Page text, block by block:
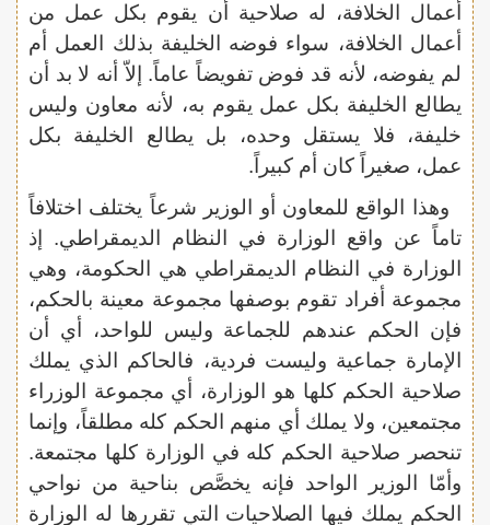
أعمال الخلافة، له صلاحية أن يقوم بكل عمل من
أعمال الخلافة، سواء فوضه الخليفة بذلك العمل أم
لم يفوضه، لأنه قد فوض تفويضاً عاماً. إلاّ أنه لا بد أن
يطالع الخليفة بكل عمل يقوم به، لأنه معاون وليس
خليفة، فلا يستقل وحده، بل يطالع الخليفة بكل
عمل، صغيراً كان أم كبيراً.
وهذا الواقع للمعاون أو الوزير شرعاً يختلف اختلافاً
تاماً عن واقع الوزارة في النظام الديمقراطي. إذ
الوزارة في النظام الديمقراطي هي الحكومة، وهي
مجموعة أفراد تقوم بوصفها مجموعة معينة بالحكم،
فإن الحكم عندهم للجماعة وليس للواحد، أي أن
الإمارة جماعية وليست فردية، فالحاكم الذي يملك
صلاحية الحكم كلها هو الوزارة، أي مجموعة الوزراء
مجتمعين، ولا يملك أي منهم الحكم كله مطلقاً، وإنما
تنحصر صلاحية الحكم كله في الوزارة كلها مجتمعة.
وأمّا الوزير الواحد فإنه يخصَّص بناحية من نواحي
الحكم يملك فيها الصلاحيات التي تقررها له الوزارة